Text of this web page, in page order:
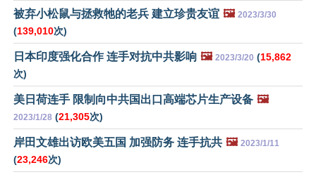
被弃小松鼠与拯救牠的老兵 建立珍贵友谊 🖼️ 2023/3/30
(139,010次)
日本印度强化合作 连手对抗中共影响 🖼️ 2023/3/20 (15,862
次)
美日荷连手 限制向中共国出口高端芯片生产设备 🖼️
2023/1/28 (21,305次)
岸田文雄出访欧美五国 加强防务 连手抗共 🖼️ 2023/1/11
(23,246次)